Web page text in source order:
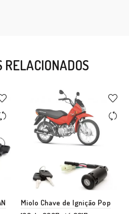
RELACIONADOS
Miolo Chave de Ignição Pop